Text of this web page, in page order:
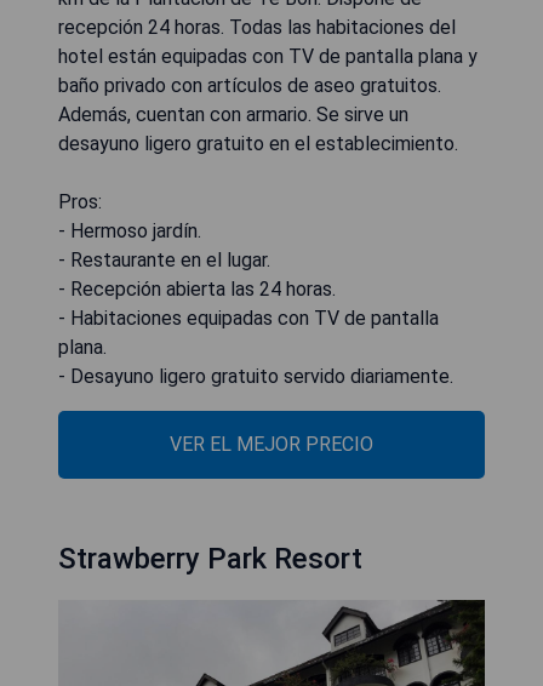
recepción 24 horas. Todas las habitaciones del
hotel están equipadas con TV de pantalla plana y
baño privado con artículos de aseo gratuitos.
Además, cuentan con armario. Se sirve un
desayuno ligero gratuito en el establecimiento.
Pros:
- Hermoso jardín.
- Restaurante en el lugar.
- Recepción abierta las 24 horas.
- Habitaciones equipadas con TV de pantalla
plana.
- Desayuno ligero gratuito servido diariamente.
VER EL MEJOR PRECIO
Strawberry Park Resort